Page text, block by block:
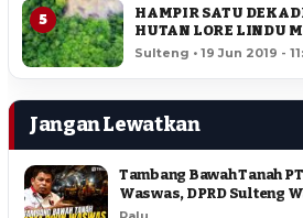
5
HAMPIR SATU
HUTAN LORE LINDU
HEKTAR
Sulteng • 19 Jun 2019 -
Jangan Lewatkan
Tambang Bawah Tanah
Waswas, DPRD Sulteng